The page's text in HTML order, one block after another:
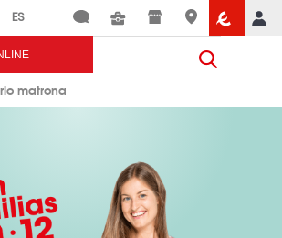
matrona